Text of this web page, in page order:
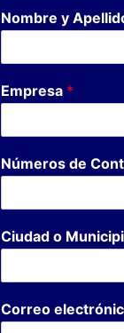
Nombre y
Empresa *
Números de
Ciudad o
Correo